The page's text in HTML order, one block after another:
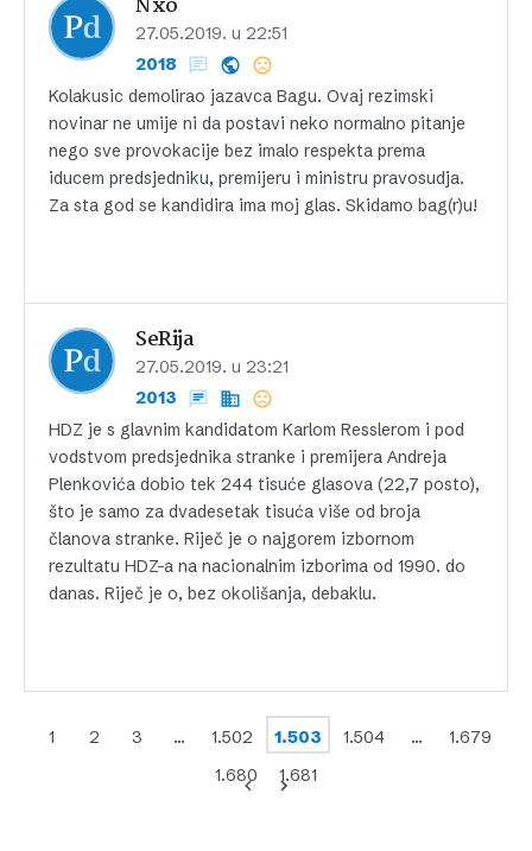
27.05.2019. u 22:51
2018
Kolakusic demolirao jazavca Bagu. Ovaj rezimski
novinar ne umije ni da postavi neko normalno pitanje
nego sve provokacije bez imalo respekta prema
iducem predsjedniku, premijeru i ministru pravosudja.
Za sta god se kandidira ima moj glas. Skidamo bag(r)u!
SeRija
27.05.2019. u 23:21
2013
HDZ je s glavnim kandidatom Karlom Resslerom i pod
vodstvom predsjednika stranke i premijera Andreja
Plenkovića dobio tek 244 tisuće glasova (22,7 posto),
što je samo za dvadesetak tisuća više od broja
članova stranke. Riječ je o najgorem izbornom
rezultatu HDZ-a na nacionalnim izborima od 1990. do
danas. Riječ je o, bez okolišanja, debaklu.
1 2 3 … 1.502 1.503 1.504 …
1.679
1.680
1.681